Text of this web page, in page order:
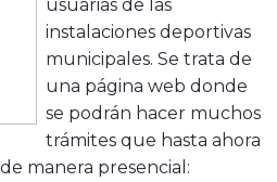
usuarias de las
instalaciones deportivas
municipales. Se trata de
una página web donde
se podrán hacer muchos
trámites que hasta ahora
manera presencial: